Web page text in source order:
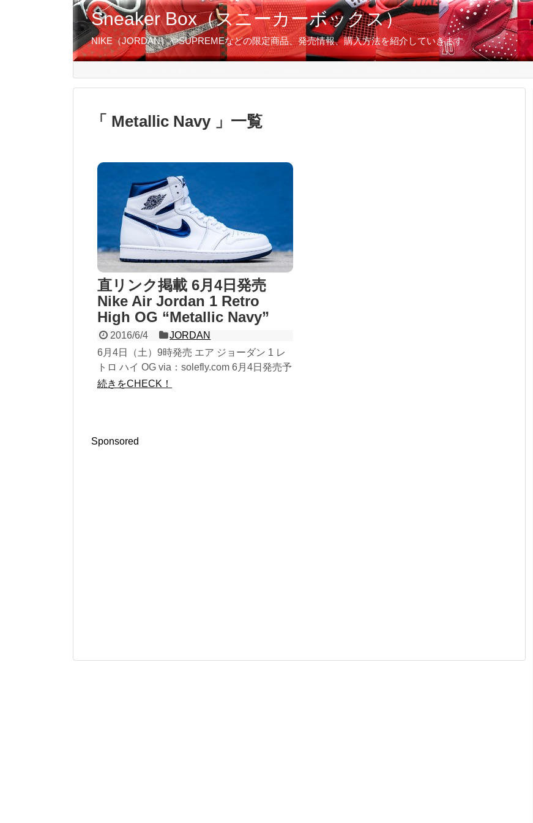
Sneaker Box（スニーカーボックス）
NIKE（JORDAN）やSUPREMEなどの限定商品、発売情報、購入方法を紹介していきます
Metallic Navy 一覧
直リンク掲載 6月4日発売
Nike Air Jordan 1 Retro
High OG “Metallic Navy”
2016/6/4
JORDAN
6月4日（土）9時発売 エア ジョーダン 1 レ
トロ ハイ OG via：solefly.com 6月4日発売予
定のAir Jordan 1 Retro High OG "Metal...
続きをCHECK！
Sponsored